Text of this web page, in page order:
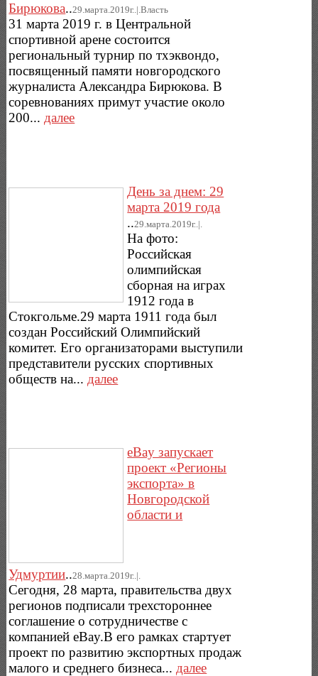
Бирюкова..29.марта.2019г..|.Власть
31 марта 2019 г. в Центральной
спортивной арене состоится
региональный турнир по тхэквондо,
посвященный памяти новгородского
журналиста Александра Бирюкова. В
соревнованиях примут участие около
200...далее
День за днем: 29
марта 2019 года
..29.марта.2019г..|.
На фото:
Российская
олимпийская
сборная на играх
1912 года в
Стокгольме.29 марта 1911 года был
создан Российский Олимпийский
комитет. Его организаторами выступили
представители русских спортивных
обществ на... далее
eBay запускает
проект «Регионы
экспорта» в
Новгородской
области и
Удмуртии..28.марта.2019г..|.
Сегодня, 28 марта, правительства двух
регионов подписали трехстороннее
соглашение о сотрудничестве с
компанией eBay.В его рамках стартует
проект по развитию экспортных продаж
малого и среднего бизнеса... далее